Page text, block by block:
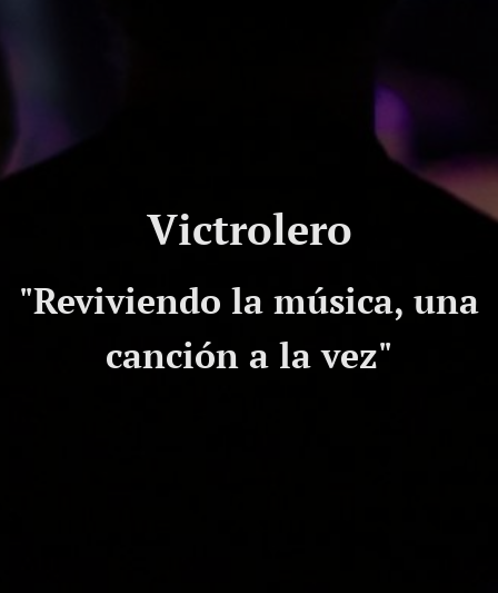
Victrolero
"Reviviendo la música, una
canción a la vez"